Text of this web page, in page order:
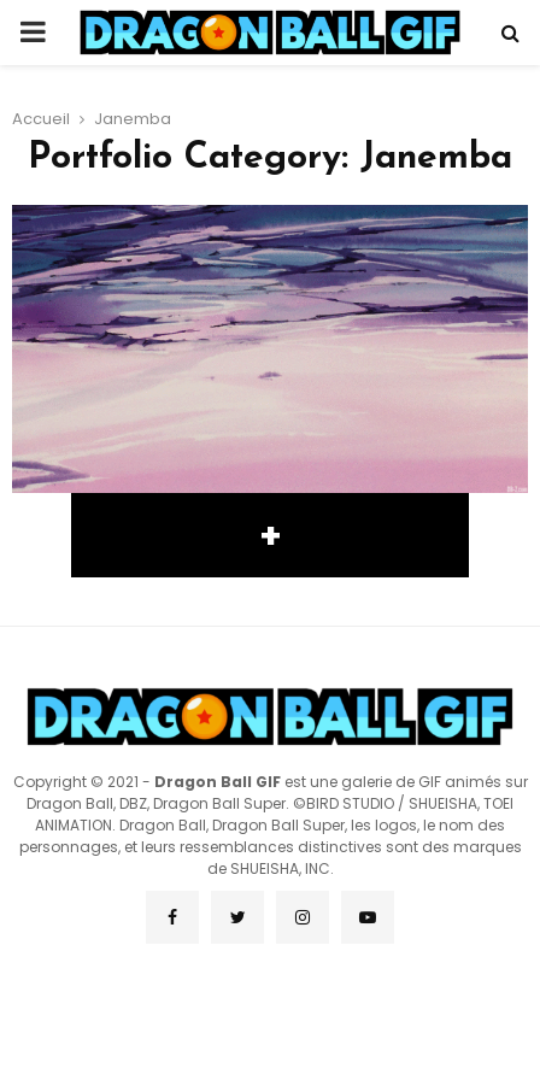
PRIMARY
Accueil Janemba
Portfolio Category: Janemba
+
Copyright © 2021 - Dragon Ball GIFest une galerie de GIF animés sur
Dragon Ball, DBZ, Dragon Ball Super. ©BIRD STUDIO / SHUEISHA, TOEI
ANIMATION. Dragon Ball, Dragon Ball Super, les logos, le nom des
personnages, et leurs ressemblances distinctives sont des marques
de SHUEISHA, INC.